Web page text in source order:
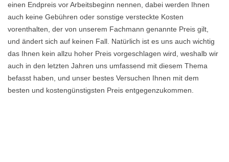
einen Endpreis vor Arbeitsbeginn nennen, dabei werden Ihnen
auch keine Gebühren oder sonstige versteckte Kosten
vorenthalten, der von unserem Fachmann genannte Preis gilt,
und ändert sich auf keinen Fall. Natürlich ist es uns auch wichtig
das Ihnen kein allzu hoher Preis vorgeschlagen wird, weshalb wir
auch in den letzten Jahren uns umfassend mit diesem Thema
befasst haben, und unser bestes Versuchen Ihnen mit dem
besten und kostengünstigsten Preis entgegenzukommen.